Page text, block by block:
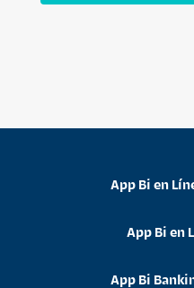
App Bi en
App Bi en
App Bi